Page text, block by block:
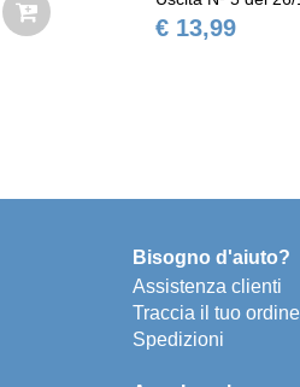
€ 13,99
Bisogno d'aiuto?
Assistenza clienti
Traccia il tuo ordine
Spedizioni